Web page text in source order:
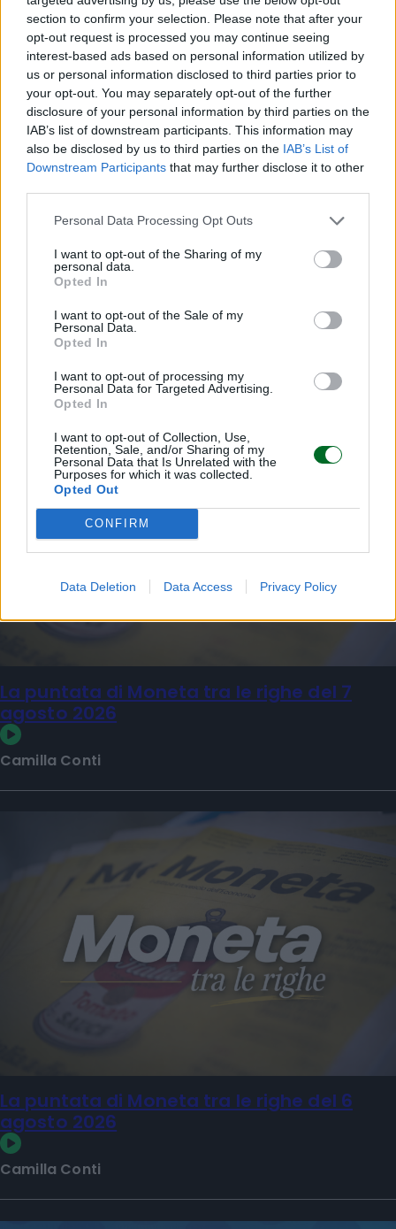
section to confirm your selection. Please note that after your
opt-out request is processed you may continue seeing
interest-based ads based on personal information utilized by
us or personal information disclosed to third parties prior to
your opt-out. You may separately opt-out of the further
disclosure of your personal information by third parties on the
IAB’s list of downstream participants. This information may
also be disclosed by us to third parties on the IAB’s List of
Downstream Participants that may further disclose it to other
Personal Data Processing Opt Outs
I want to opt-out of the Sharing of my
personal data.
Opted In
I want to opt-out of the Sale of my
Personal Data.
Opted In
I want to opt-out of processing my
Personal Data for Targeted Advertising.
Opted In
I want to opt-out of Collection, Use,
Retention, Sale, and/or Sharing of my
Personal Data that Is Unrelated with the
Purposes for which it was collected.
Opted Out
CONFIRM
Data Deletion Data Access Privacy Policy
TENDENZE E SOSTENIBILITÀ
Ulivi, erba medica ed energia solare: le
rinnovabili sposano l'agricoltura
Redazione
"Col caldo record cambia anche lo
shopping: strategie per le aziende che non
Emanuela Meucci
Sfoglia Moneta
MULTIMEDIA
La puntata di Moneta tra le righe del 7
agosto 2026
Camilla Conti
La puntata di Moneta tra le righe del 6
agosto 2026
Camilla Conti